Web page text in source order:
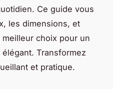
Ce guide vous
les dimensions, et
choix pour un
Transformez
et pratique.